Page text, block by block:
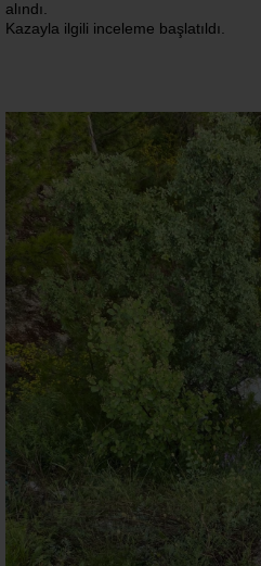
alındı.
Kazayla ilgili inceleme başlatıldı.